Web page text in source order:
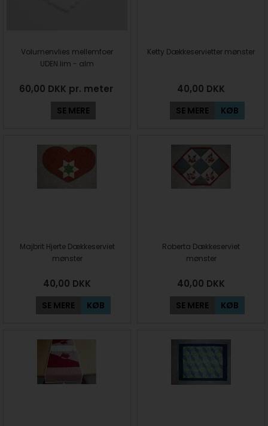
Volumenvlies mellemfoer
UDEN lim - alm
60,00 DKK pr. meter
SE MERE
Ketty Dækkeservietter mønster
40,00 DKK
SE MERE KØB
Majbrit Hjerte Dækkeserviet
mønster
40,00 DKK
SE MERE KØB
Roberta Dækkeserviet
mønster
40,00 DKK
SE MERE KØB